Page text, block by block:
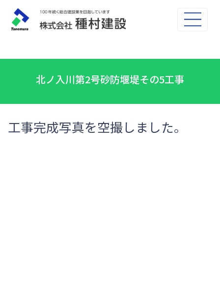
北ノ入川第2号砂防堰堤その5工事
工事完成写真を空撮しました。